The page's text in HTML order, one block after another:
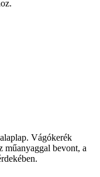
Vágókerék
műanyaggal bevont, a